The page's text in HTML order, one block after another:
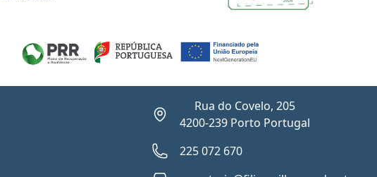
Rua do Covelo, 205
4200-239 Porto Portugal
225 072 670